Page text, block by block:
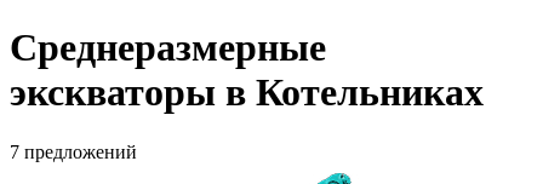
Среднеразмерные
экскваторы в Котельниках
7 предложений